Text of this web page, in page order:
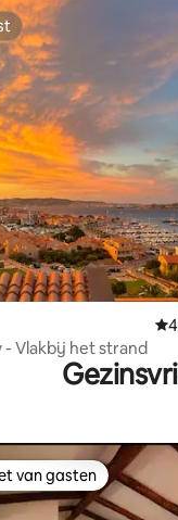
van 4,75 op 5, 28
- Vlakbij het strand
van gasten
van gasten